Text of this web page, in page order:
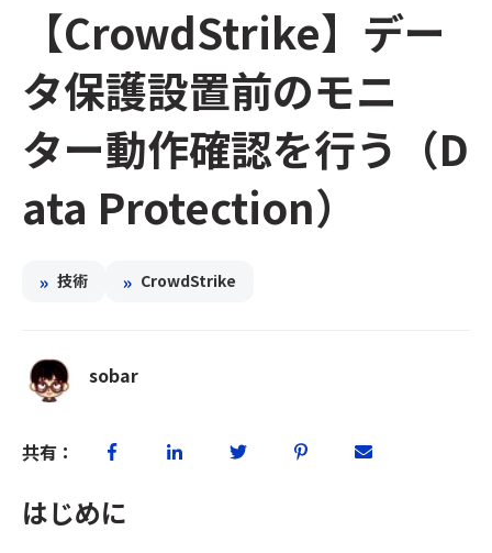
【CrowdStrike】デー
タ保護設置前のモニ
ター動作確認を行う（D
ata Protection）
» 技術 » CrowdStrike
sobar
共有：
はじめに